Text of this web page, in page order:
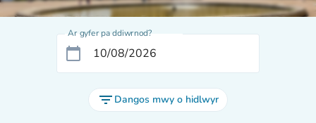
Ar gyfer pa ddiwrnod?
calendar_today
filter_list Dangos mwy o hidlwyr